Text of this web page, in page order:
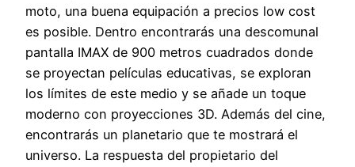
moto, una buena equipación a precios low cost
es posible. Dentro encontrarás una descomunal
pantalla IMAX de 900 metros cuadrados donde
se proyectan películas educativas, se exploran
los límites de este medio y se añade un toque
moderno con proyecciones 3D. Además del cine,
encontrarás un planetario que te mostrará el
universo. La respuesta del propietario del